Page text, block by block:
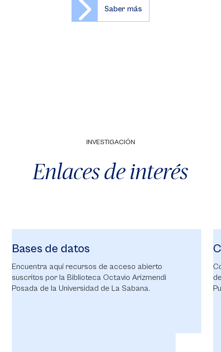
Saber más
INVESTIGACIÓN
Enlaces de interés
Bases de datos
Encuentra aquí recursos de acceso abierto
suscritos por la Biblioteca Octavio Arizmendi
Posada de la Universidad de La Sabana.